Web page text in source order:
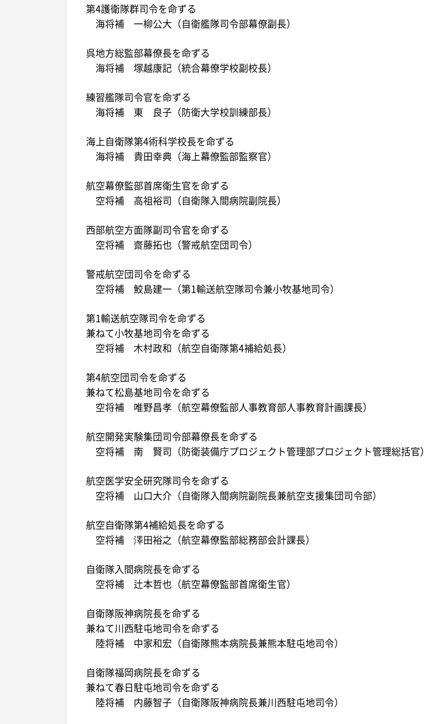
第4護衛隊群司令を命ずる
海将補 一柳公大（自衛艦隊司令部幕僚副長）
呉地方総監部幕僚長を命ずる
海将補 塚越康記（統合幕僚学校副校長）
練習艦隊司令官を命ずる
海将補 東 良子（防衛大学校訓練部長）
海上自衛隊第4術科学校長を命ずる
海将補 貴田幸典（海上幕僚監部監察官）
航空幕僚監部首席衛生官を命ずる
空将補 高祖裕司（自衛隊入間病院副院長）
西部航空方面隊副司令官を命ずる
空将補 齋藤拓也（警戒航空団司令）
警戒航空団司令を命ずる
空将補 鮫島建一（第1輸送航空隊司令兼小牧基地司令）
第1輸送航空隊司令を命ずる
兼ねて小牧基地司令を命ずる
空将補 木村政和（航空自衛隊第4補給処長）
第4航空団司令を命ずる
兼ねて松島基地司令を命ずる
空将補 唯野昌孝（航空幕僚監部人事教育部人事教育計画課長）
航空開発実験集団司令部幕僚長を命ずる
空将補 南 賢司（防衛装備庁プロジェクト管理部プロジェクト管理総括官）
航空医学安全研究隊司令を命ずる
空将補 山口大介（自衛隊入間病院副院長兼航空支援集団司令部）
航空自衛隊第4補給処長を命ずる
空将補 澤田裕之（航空幕僚監部総務部会計課長）
自衛隊入間病院長を命ずる
空将補 辻󠄀本哲也（航空幕僚監部首席衛生官）
自衛隊阪神病院長を命ずる
兼ねて川西駐屯地司令を命ずる
陸将補 中家和宏（自衛隊熊本病院長兼熊本駐屯地司令）
自衛隊福岡病院長を命ずる
兼ねて春日駐屯地司令を命ずる
陸将補 内藤智子（自衛隊阪神病院長兼川西駐屯地司令）